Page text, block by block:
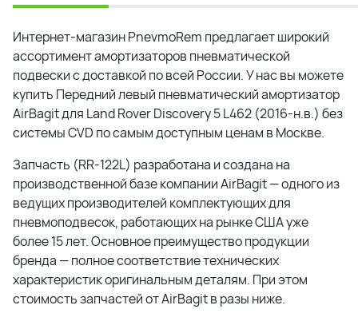
Интернет-магазин PnevmoRem предлагает широкий
ассортиментамортизаторов пневматической
подвески с доставкой по всей России. У нас вы можете
купить Передний левый пневматический амортизатор
AirBagit для Land Rover Discovery 5 L462 (2016-н.в.) без
системы CVD по самым доступным ценам в Москве.
Запчасть (RR-122L) разработана и создана на
производственной базе компании AirBagit — одного из
ведущих производителей комплектующих для
пневмоподвесок, работающих на рынке США уже
более 15 лет. Основное преимущество продукции
бренда — полное соответствие технических
характеристик оригинальным деталям. При этом
стоимость запчастей от AirBagit в разы ниже.